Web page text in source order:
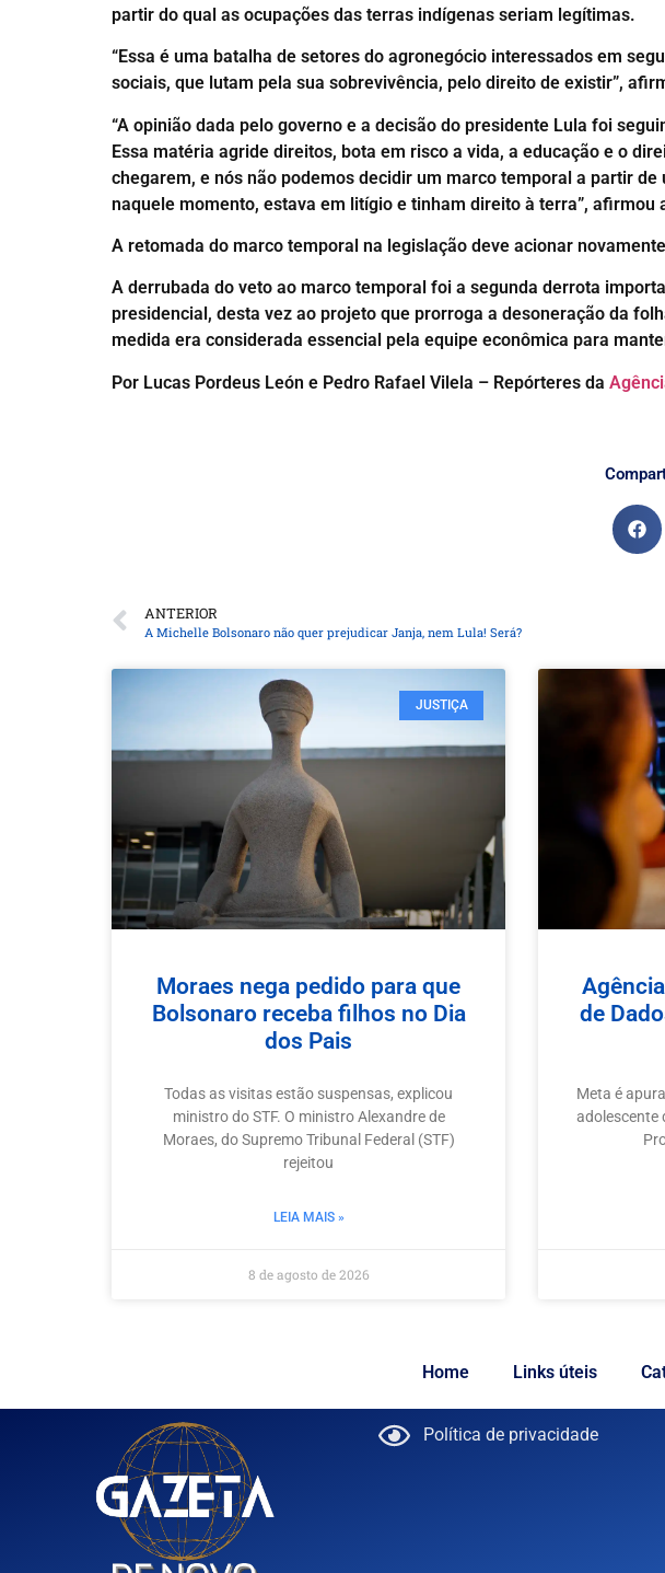
partir do qual as ocupações das terras indígenas seriam legítimas.
“Essa é uma batalha de setores do agronegócio interessados em
sociais, que lutam pela sua sobrevivência, pelo direito de existir”,
“A opinião dada pelo governo e a decisão do presidente Lula foi
Essa matéria agride direitos, bota em risco a vida, a educação e o
chegarem, e nós não podemos decidir um marco temporal a partir
naquele momento, estava em litígio e tinham direito à terra”,
A retomada do marco temporal na legislação deve acionar
A derrubada do veto ao marco temporal foi a segunda derrota
presidencial, desta vez ao projeto que prorroga a desoneração da
medida era considerada essencial pela equipe econômica para
Por Lucas Pordeus León e Pedro Rafael Vilela – Repórteres da
ANTERIOR
A Michelle Bolsonaro não quer prejudicar Janja, nem Lula! Será?
JUSTIÇA
Moraes nega pedido para que
Bolsonaro receba filhos no Dia
dos Pais
Todas as visitas estão suspensas, explicou
ministro do STF. O ministro Alexandre de
Moraes, do Supremo Tribunal Federal (STF)
rejeitou
LEIA MAIS »
8 de agosto de 2026
de
Meta é
adolescente
Home Links úteis
Política de privacidade